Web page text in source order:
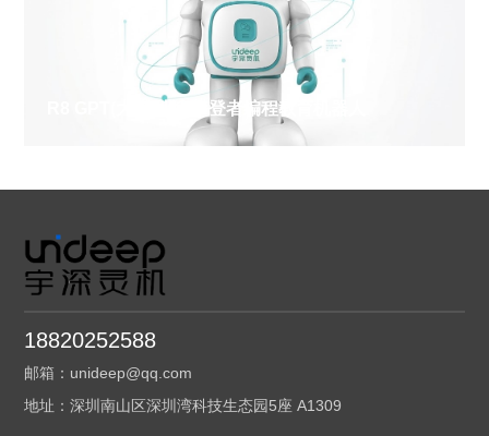
R8 GPT(大模型版)攀登者编程教育机器人
18820252588
邮箱：unideep@qq.com
地址：深圳南山区深圳湾科技生态园5座 A1309